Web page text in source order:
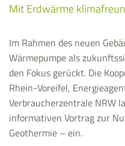
Mit Erdwärme
Im Rahmen des neuen
Wärmepumpe als
den Fokus gerückt. Die
Rhein-Voreifel,
Verbraucherzentrale NRW
informativen Vortrag zur
Geothermie – ein.